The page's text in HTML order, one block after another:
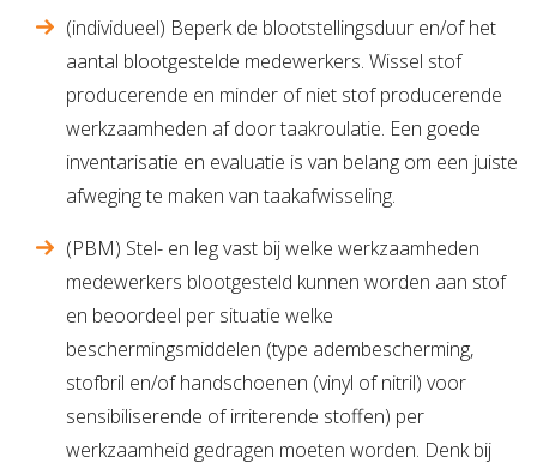
(individueel) Beperk de blootstellingsduur en/of het
aantal blootgestelde medewerkers. Wissel stof
producerende en minder of niet stof producerende
werkzaamheden af door taakroulatie. Een goede
inventarisatie en evaluatie is van belang om een juiste
afweging te maken van taakafwisseling.
(PBM) Stel- en leg vast bij welke werkzaamheden
medewerkers blootgesteld kunnen worden aan stof
en beoordeel per situatie welke
beschermingsmiddelen (type adembescherming,
stofbril en/of handschoenen (vinyl of nitril) voor
sensibiliserende of irriterende stoffen) per
werkzaamheid gedragen moeten worden. Denk bij